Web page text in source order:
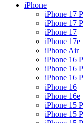
iPhone
iPhone 17
iPhone 17
iPhone 17
iPhone 17e
iPhone Air
iPhone 16
iPhone 16
iPhone 16
iPhone 16
iPhone 16e
iPhone 15
iPhone 15